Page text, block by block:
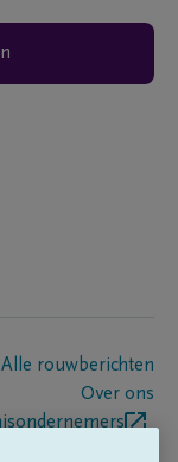
Alle rouwberichten
Over ons